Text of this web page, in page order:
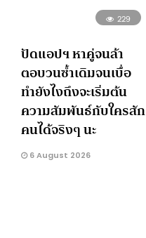
229
ปัดแอปฯ หาคู่จนล้า
ตอบวนซ้ำเดิมจนเบื่อ
ทำยังไงถึงจะเริ่มต้น
ความสัมพันธ์กับใครสัก
คนได้จริงๆ นะ
6 August 2026